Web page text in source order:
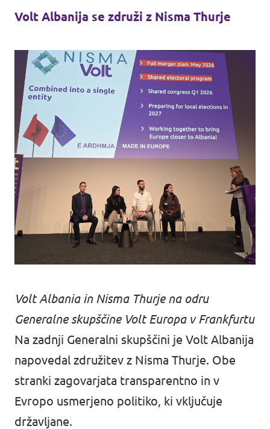
Volt Albanija se združi z Nisma Thurje
Volt Albania in Nisma Thurje na odru
Generalne skupščine Volt Europa v Frankfurtu
Na zadnji Generalni skupščini je Volt Albanija
napovedal združitev z Nisma Thurje. Obe
stranki zagovarjata transparentno in v
Evropo usmerjeno politiko, ki vključuje
državljane.